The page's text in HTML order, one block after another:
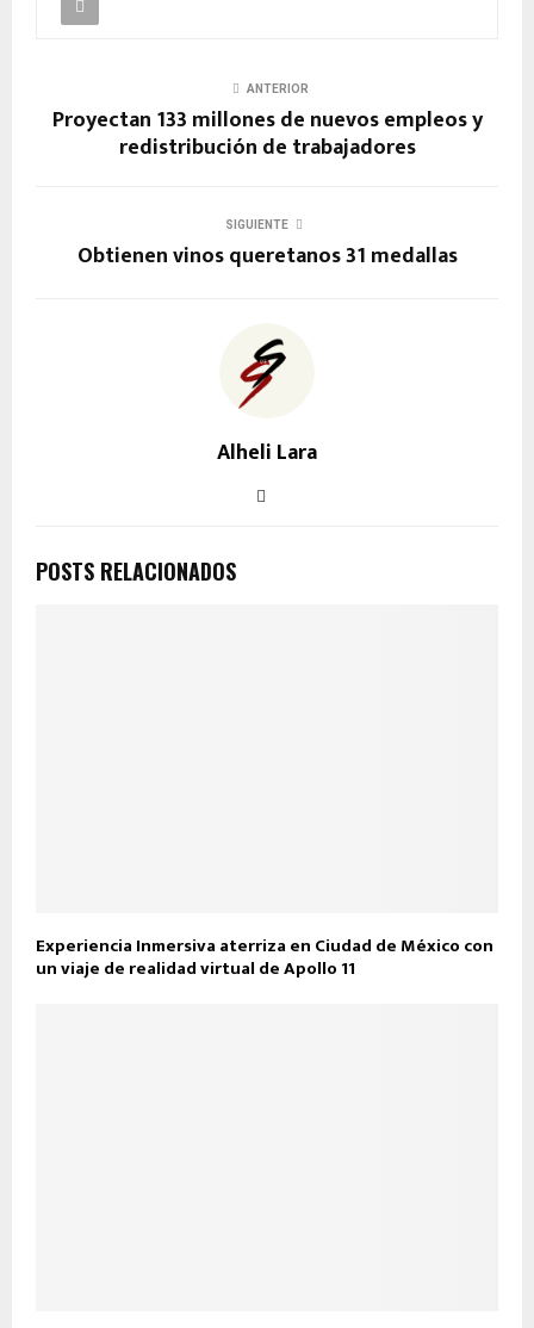
ANTERIOR
Proyectan 133 millones de nuevos empleos y
redistribución de trabajadores
SIGUIENTE
Obtienen vinos queretanos 31 medallas
Alheli Lara
POSTS RELACIONADOS
Experiencia Inmersiva aterriza en Ciudad de México con
un viaje de realidad virtual de Apollo 11